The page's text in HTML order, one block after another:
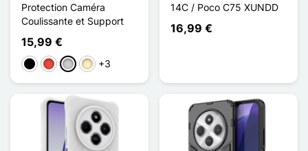
Protection Caméra
Coulissante et Support
15,99 €
PretoVermelho
PrataOuro+3
14C / Poco C75 XUNDD
16,99 €